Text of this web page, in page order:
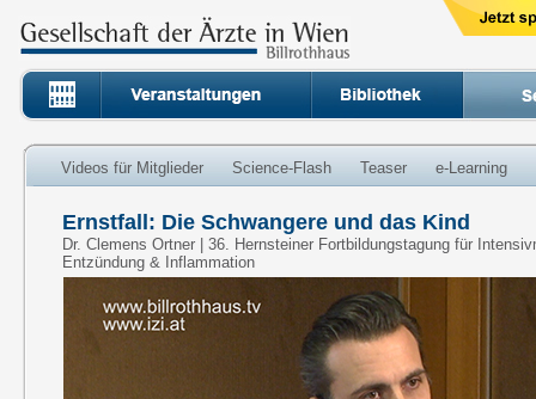
Videos für Mitglieder Science-Flash Teaser e-Learning
Ernstfall: Die Schwangere und das Kind
Dr. Clemens Ortner | 36. Hernsteiner Fortbildungstagung für
Entzündung & Inflammation